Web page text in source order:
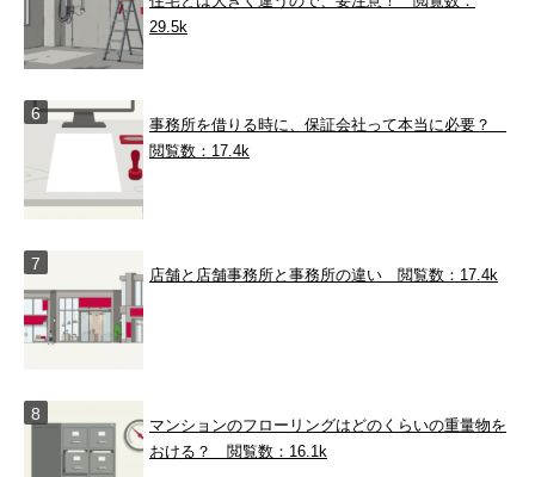
29.5k
事務所を借りる時に、保証会社って本当に必要？
閲覧数：17.4k
店舗と店舗事務所と事務所の違い 閲覧数：17.4k
マンションのフローリングはどのくらいの重量物を
おける？
閲覧数：16.1k